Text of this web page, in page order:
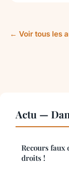
← Voir tous les
Actu —
Recours faux
droits !